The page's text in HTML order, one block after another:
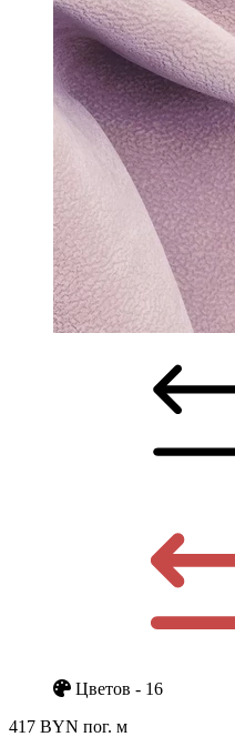
Цветов - 16
417 BYN пог. м